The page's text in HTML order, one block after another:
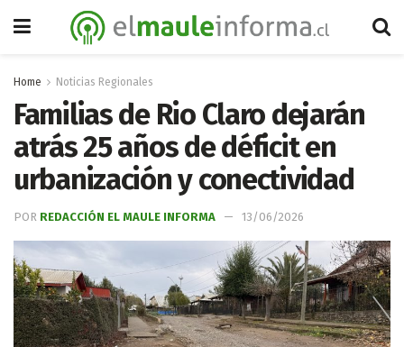
Home Noticias Regionales
Familias de Rio Claro dejarán
atrás 25 años de déficit en
urbanización y conectividad
POR REDACCIÓN EL MAULE INFORMA 13/06/2026